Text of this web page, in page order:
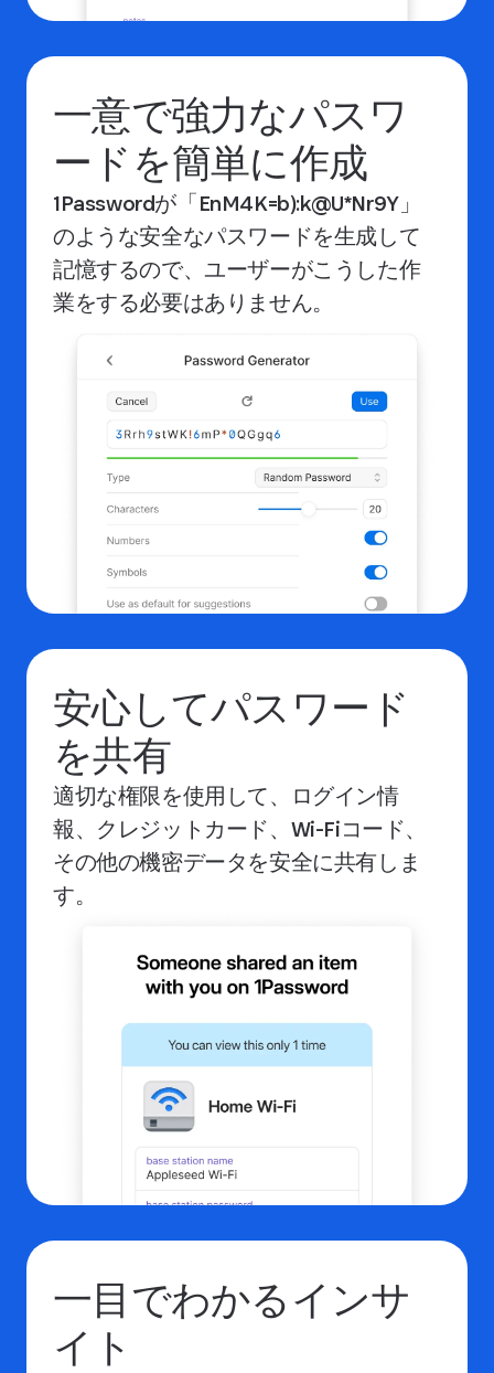
一意で強力なパスワ
ードを簡単に作成
1Passwordが「EnM4K=b):k@U*Nr9Y」
のような安全なパスワードを生成して
記憶するので、ユーザーがこうした作
業をする必要はありません。
安心してパスワード
を共有
適切な権限を使用して、ログイン情
報、クレジットカード、Wi-Fiコード、
その他の機密データを安全に共有しま
す。
一目でわかるインサ
イト